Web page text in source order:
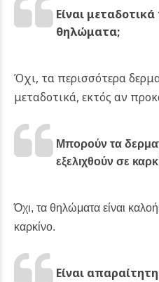
Είναι
θηλώματα;
Όχι, τα περισσότερα
μεταδοτικά, εκτός αν
Μπορούν τα
εξελιχθούν σε
Όχι, τα θηλώματα είναι
καρκίνο.
Είναι